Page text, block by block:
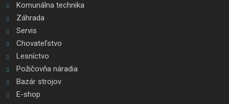
Komunálna technika
Záhrada
Servis
Chovateľstvo
Lesníctvo
Požičovňa náradia
Bazár strojov
E-shop